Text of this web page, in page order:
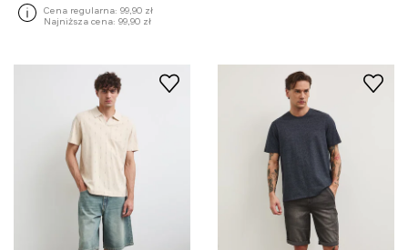
Cena regularna: 99,90 zł
Najniższa cena: 99,90 zł